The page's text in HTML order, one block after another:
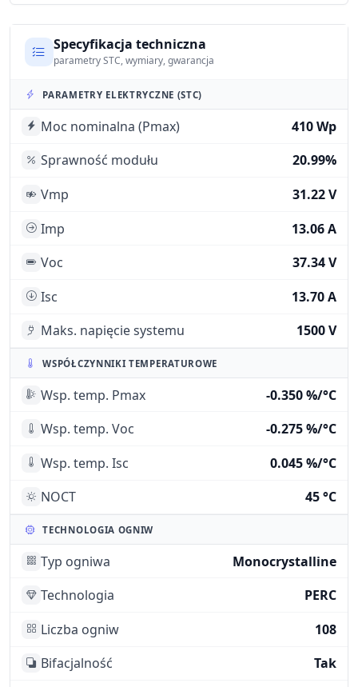
Specyfikacja techniczna
parametry STC, wymiary, gwarancja
PARAMETRY ELEKTRYCZNE (STC)
Moc nominalna (Pmax)
410 Wp
Sprawność modułu
20.99%
Vmp
31.22 V
Imp
13.06 A
Voc
37.34 V
Isc
13.70 A
Maks. napięcie systemu
1500 V
WSPÓŁCZYNNIKI TEMPERATUROWE
Wsp. temp. Pmax
-0.350 %/°C
Wsp. temp. Voc
-0.275 %/°C
Wsp. temp. Isc
0.045 %/°C
NOCT
45 °C
TECHNOLOGIA OGNIW
Typ ogniwa
Monocrystalline
Technologia
PERC
Liczba ogniw
108
Bifacjalność
Tak